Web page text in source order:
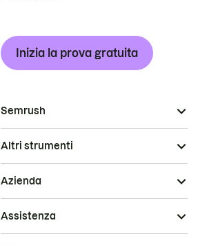
Inizia la prova gratuita
Semrush
Altri strumenti
Azienda
Assistenza